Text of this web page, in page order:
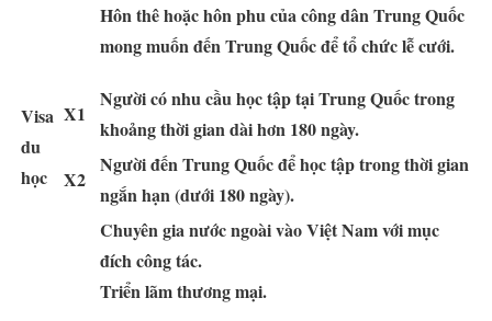
Hôn thê hoặc hôn phu của công dân Trung Quốc
mong muốn đến Trung Quốc để tổ chức lễ cưới.
Visa
du
học
X1
Người có nhu cầu học tập tại Trung Quốc trong
khoảng thời gian dài hơn 180 ngày.
X2
Người đến Trung Quốc để học tập trong thời gian
ngắn hạn (dưới 180 ngày).
Chuyên gia nước ngoài vào Việt Nam với mục
đích công tác.
Triển lãm thương mại.